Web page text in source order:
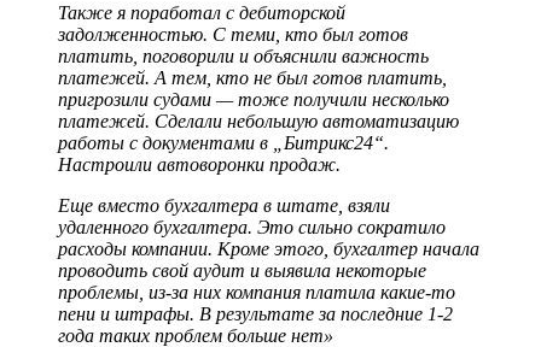
Также я поработал с дебиторской
задолженностью. С теми, кто был готов
платить, поговорили и объяснили важность
платежей. А тем, кто не был готов платить,
пригрозили судами — тоже получили несколько
платежей. Сделали небольшую автоматизацию
работы с документами в „Битрикс24“.
Настроили автоворонки продаж.
Еще вместо бухгалтера в штате, взяли
удаленного бухгалтера. Это сильно сократило
расходы компании. Кроме этого, бухгалтер начала
проводить свой аудит и выявила некоторые
проблемы, из-за них компания платила какие-то
пени и штрафы. В результате за последние 1-2
года таких проблем больше нет»